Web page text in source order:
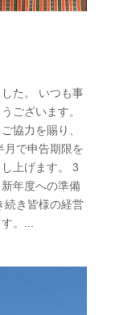
た。 いつも事
ございます。
協力を賜り、
月で申告期限を
上げます。 3
年度への準備
続き皆様の経営
。...